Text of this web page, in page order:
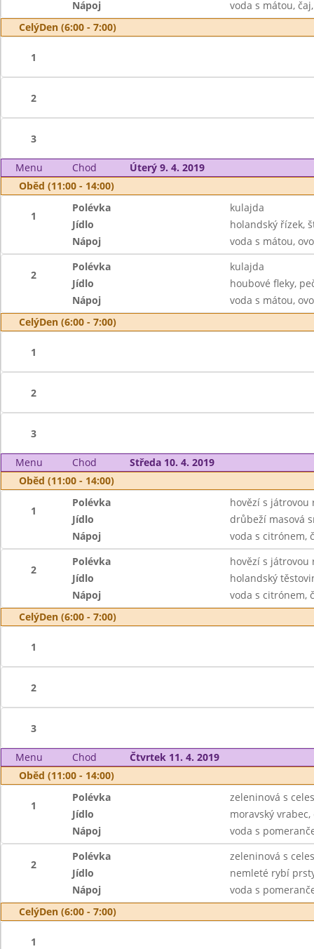
Nápoj
voda s mátou,
CelýDen (6:00 - 7:00)
1
2
3
Menu Chod
Úterý 9. 4. 2019
Oběd (11:00 - 14:00)
1
Polévka
kulajda
Jídlo
holandský řízek,
Nápoj
voda s mátou,
2
Polévka
kulajda
Jídlo
houbové fleky,
Nápoj
voda s mátou,
CelýDen (6:00 - 7:00)
1
2
3
Menu Chod
Středa 10. 4. 2019
Oběd (11:00 - 14:00)
1
Polévka
hovězí s játrovou
Jídlo
drůbeží masová
Nápoj
voda s citrónem,
2
Polévka
hovězí s játrovou
Jídlo
holandský
Nápoj
voda s citrónem,
CelýDen (6:00 - 7:00)
1
2
3
Menu Chod
Čtvrtek 11. 4. 2019
Oběd (11:00 - 14:00)
1
Polévka
zeleninová s
Jídlo
moravský
Nápoj
voda s
2
Polévka
zeleninová s
Jídlo
nemleté rybí
Nápoj
voda s
CelýDen (6:00 - 7:00)
1